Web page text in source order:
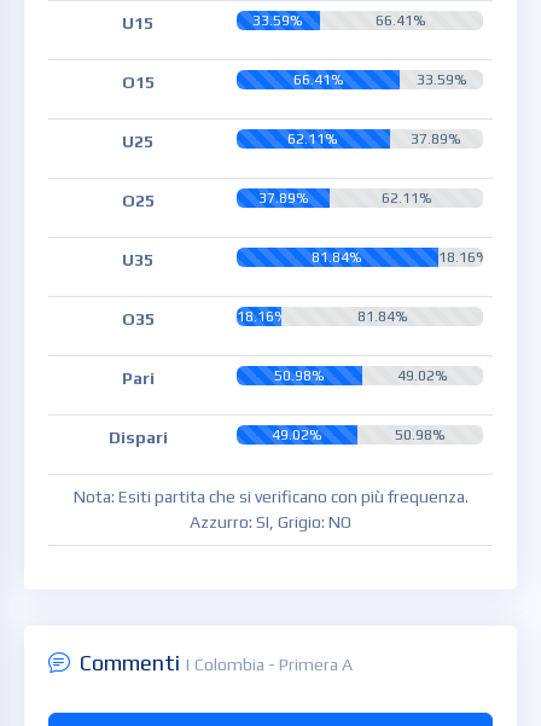
U15 33.59% 66.41%
O15 66.41% 33.59%
U25 62.11% 37.89%
O25 37.89% 62.11%
U35 81.84% 18.16%
O35 18.16% 81.84%
Pari 50.98% 49.02%
Dispari 49.02% 50.98%
Nota: Esiti partita che si verificano con più frequenza.
Azzurro: SI, Grigio: NO
Commenti | Colombia - Primera A